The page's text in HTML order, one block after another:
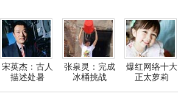
宋英杰：古人
描述处暑
张泉灵：完成
冰桶挑战
爆红网络十大
正太萝莉